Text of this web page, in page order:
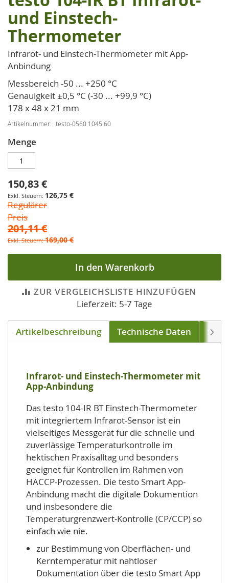
Anfang
der
Bildgalerie
springen
und Einstech-
Thermometer
Infrarot- und Einstech-Thermometer mit App-
Anbindung
Messbereich -50 ... +250 °C
Genauigkeit ±0,5 °C (-30 ... +99,9 °C)
178 x 48 x 21 mm
Artikelnummer testo-0560 1045 60
Menge
Sonderpreis
150,83 €
126,75 €
Regulärer
Preis
201,11 €
169,00 €
In den Warenkorb
ZUR VERGLEICHSLISTE HINZUFÜGEN
Lieferzeit: 5-7 Tage
Artikelbeschreibung Technische Daten
Infrarot- und Einstech-Thermometer mit
App-Anbindung
Das testo 104-IR BT Einstech-Thermometer
mit integriertem Infrarot-Sensor ist ein
vielseitiges Messgerät für die schnelle und
zuverlässige Temperaturkontrolle im
hektischen Praxisalltag und besonders
geeignet für Kontrollen im Rahmen von
HACCP-Prozessen. Die testo Smart App-
Anbindung macht die digitale Dokumention
und insbesondere die
Temperaturgrenzwert-Kontrolle (CP/CCP) so
einfach wie nie.
zur Bestimmung von Oberflächen- und
Kerntemperatur mit nahtloser
Dokumentation über die testo Smart App